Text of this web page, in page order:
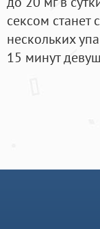
сексом станет
нескольких
15 минут